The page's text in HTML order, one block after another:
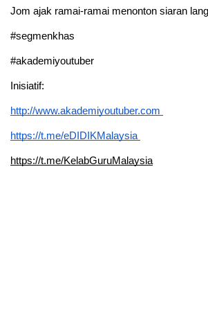
Jom ajak ramai-ramai menonton siaran
#segmenkhas
#akademiyoutuber
Inisiatif:
http://www.akademiyoutuber.com
https://t.me/eDIDIKMalaysia
https://t.me/KelabGuruMalaysia